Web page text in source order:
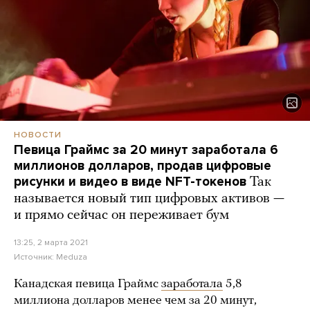
НОВОСТИ
Певица Граймс за 20 минут заработала 6
миллионов долларов, продав цифровые
рисунки и видео в виде NFT-токенов Так
называется новый тип цифровых активов —
и прямо сейчас он переживает бум
13:25, 2 марта 2021
Источник: Meduza
Канадская певица Граймс заработала 5,8
миллиона долларов менее чем за 20 минут,